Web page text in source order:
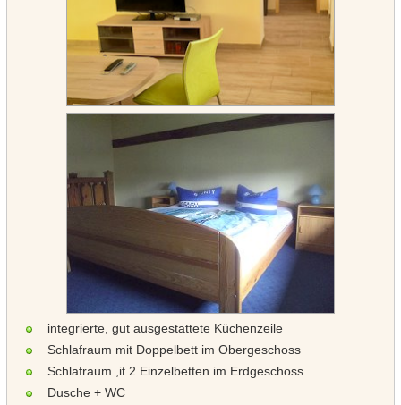
integrierte, gut ausgestattete Küchenzeile
Schlafraum mit Doppelbett im Obergeschoss
Schlafraum ,it 2 Einzelbetten im Erdgeschoss
Dusche + WC